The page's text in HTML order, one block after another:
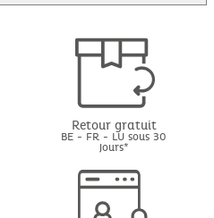
Retour gratuit
BE - FR - LU sous 30
jours*